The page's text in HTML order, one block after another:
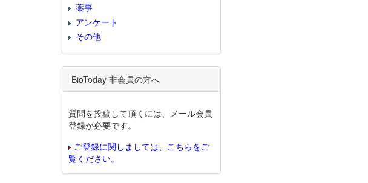
薬事
アンケート
その他
BioToday 非会員の方へ
質問を投稿して頂くには、メール会員
登録が必要です。
ご登録に関しましては、こちらをご
覧ください。